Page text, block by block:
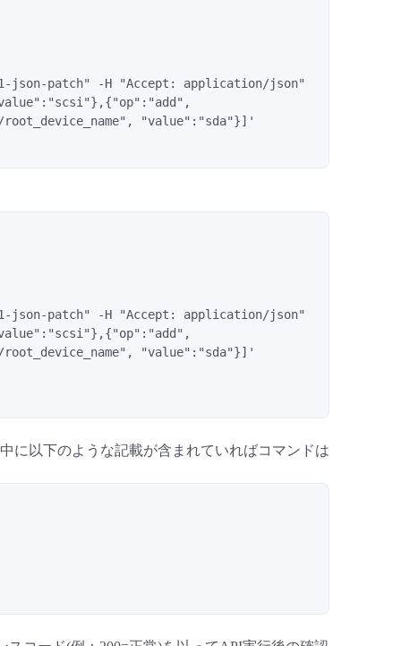
json-patch" -H "Accept: application/json"
"value":"sda"}]'
json-patch" -H "Accept: application/json"
"value":"sda"}]'
に以下のような記載が含まれていればコマンドは